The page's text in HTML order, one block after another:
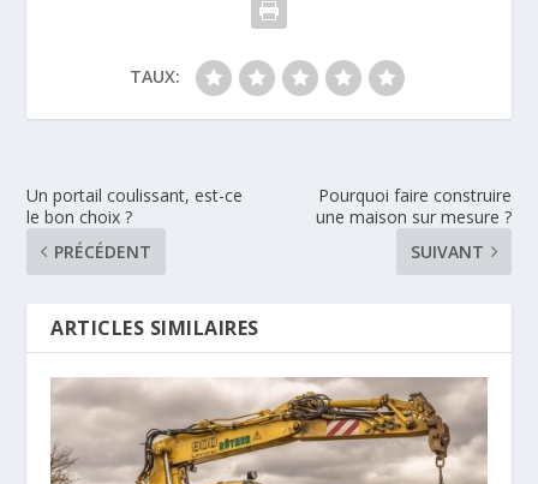
TAUX:
Un portail coulissant, est-ce
le bon choix ?
PRÉCÉDENT
Pourquoi faire construire
une maison sur mesure ?
SUIVANT
ARTICLES SIMILAIRES